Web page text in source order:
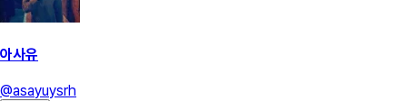
아사유
@asayuysrh